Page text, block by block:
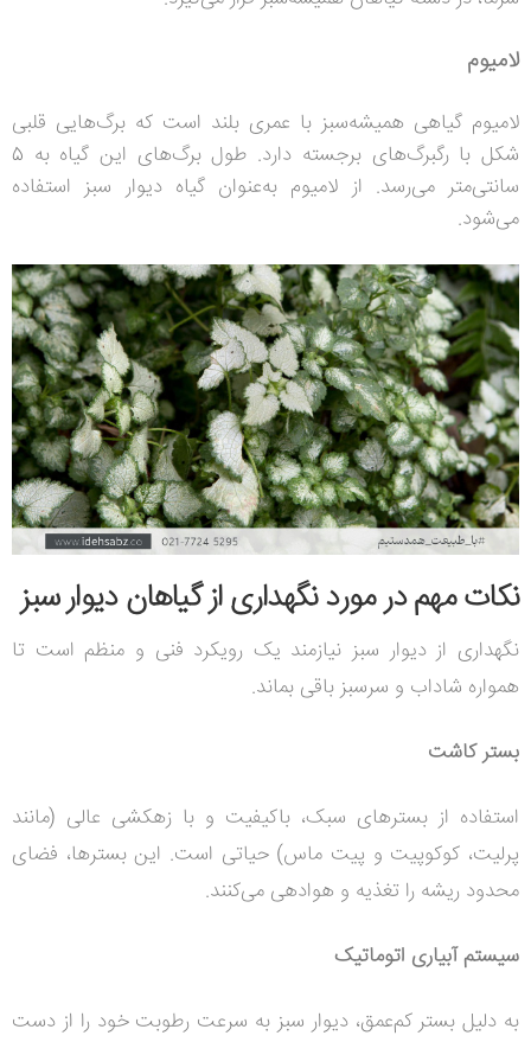
لامیوم
لامیوم گیاهی همیشه‌سبز با عمری بلند است که برگ‌هایی قلبی
شکل با رگبرگ‌های برجسته دارد. طول برگ‌های این گیاه به 5
سانتی‌متر می‌رسد. از لامیوم به‌عنوان گیاه دیوار سبز استفاده
می‌شود.
نکات مهم در مورد نگهداری از گیاهان دیوار سبز
نگهداری از دیوار سبز نیازمند یک رویکرد فنی و منظم است تا
همواره شاداب و سرسبز باقی بماند.
بستر کاشت
استفاده از بسترهای سبک، باکیفیت و با زهکشی عالی (مانند
پرلیت، کوکوپیت و پیت ماس) حیاتی است. این بسترها، فضای
محدود ریشه را تغذیه و هوادهی می‌کنند.
سیستم آبیاری اتوماتیک
به دلیل بستر کم‌عمق، دیوار سبز به سرعت رطوبت خود را از دست